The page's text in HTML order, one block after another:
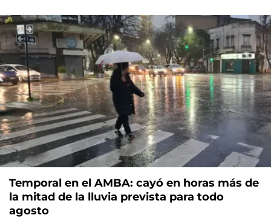
Temporal en el AMBA: cayó en horas más de
la mitad de la lluvia prevista para todo
agosto